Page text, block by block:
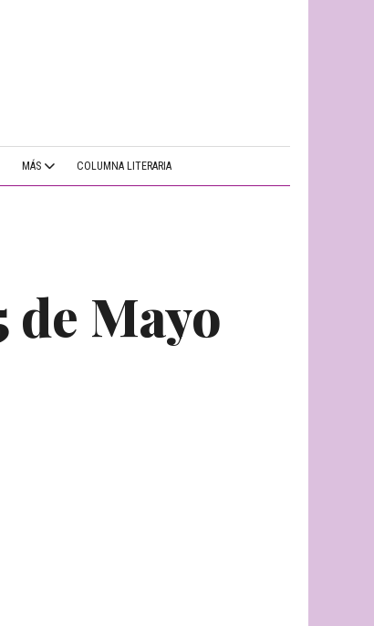
MÁS COLUMNA LITERARIA
Mayo